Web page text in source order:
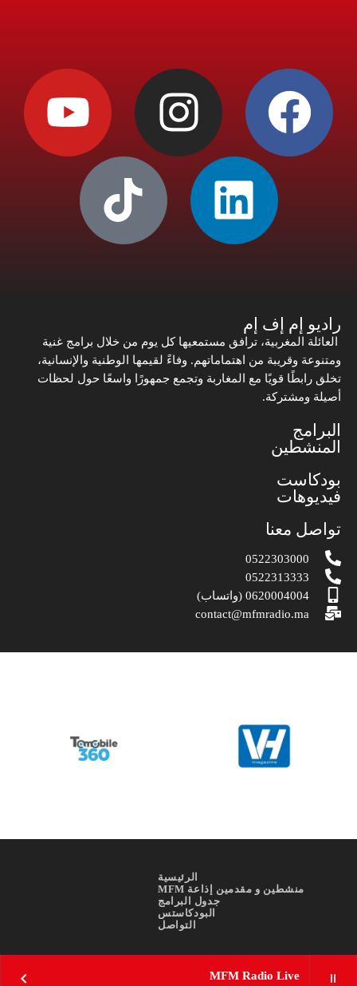
pause
MFM Radio Live
keyboard_arrow_right
راديو إم إف إم
العائلة المغربية، ترافق مستمعيها كل يوم من خلال برامج غنية
ومتنوعة وقريبة من اهتماماتهم. وفاءً لقيمها الوطنية والإنسانية،
تخلق رابطًا قويًا مع المغاربة وتجمع جمهورًا واسعًا حول لحظات
أصيلة ومشتركة.
البرامج
المنشطين
بودكاست
فيديوهات
تواصل معنا
0522303000
0522313333
0620004004 (واتساب)
contact@mfmradio.ma
الرئيسية
منشطين و مقدمين إذاعة MFM
جدول البرامج
البودكاستس
التواصل